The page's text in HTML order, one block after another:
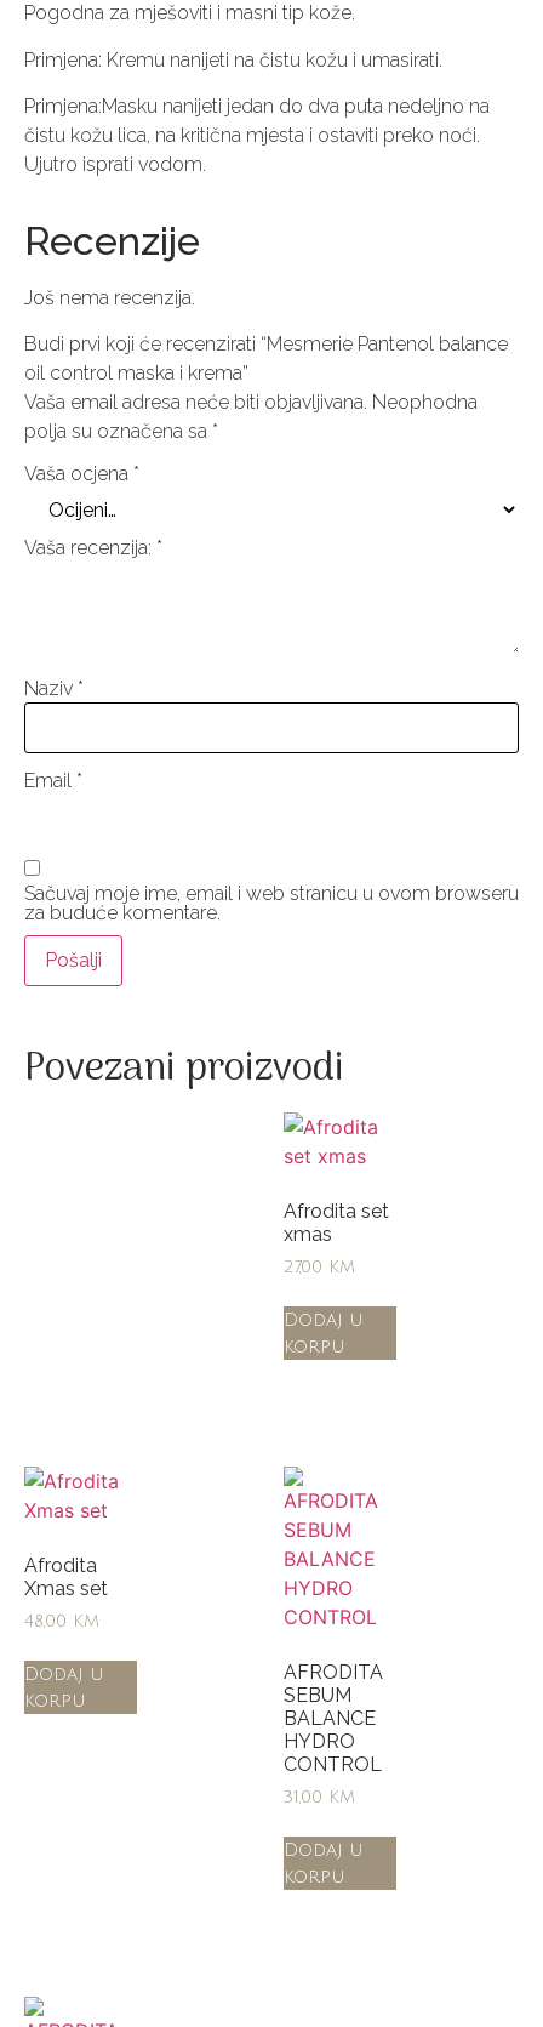
Pogodna za mješoviti i masni tip kože.
Primjena: Kremu nanijeti na čistu kožu i umasirati.
Primjena:Masku nanijeti jedan do dva puta nedeljno na
čistu kožu lica, na kritična mjesta i ostaviti preko noći.
Ujutro isprati vodom.
Recenzije
Još nema recenzija.
Budi prvi koji će recenzirati “Mesmerie Pantenol balance
oil control maska i krema”
Vaša email adresa neće biti objavljivana. Neophodna
polja su označena sa *
Vaša ocjena *
Vaša recenzija: *
Naziv *
Email *
Sačuvaj moje ime, email i web stranicu u ovom browseru
za buduće komentare.
Povezani proizvodi
Afrodita set
xmas
27,00 KM
Dodaj u
korpu
Afrodita
Xmas set
48,00 KM
Dodaj u
korpu
AFRODITA
SEBUM
BALANCE
HYDRO
CONTROL
31,00 KM
Dodaj u
korpu